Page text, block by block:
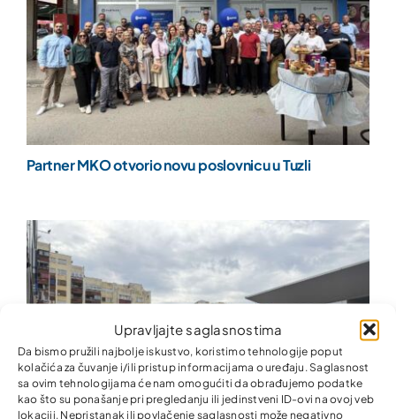
Upravljajte saglasnostima
Da bismo pružili najbolje iskustvo, koristimo tehnologije poput
kolačića za čuvanje i/ili pristup informacijama o uređaju. Saglasnost
sa ovim tehnologijama će nam omogućiti da obrađujemo podatke
kao što su ponašanje pri pregledanju ili jedinstveni ID-ovi na ovoj veb
lokaciji. Nepristanak ili povlačenje saglasnosti može negativno
Partner MKO otvorio novu poslovnicu u Tuzli